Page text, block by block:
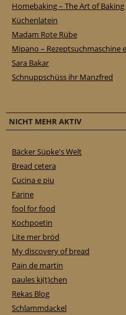
Homebaking – The Art of Baking
Küchenlatein
Madam Rote Rübe
Mipano – Rezeptsuchmaschine
Sara Bakar
Schnuppschüss ihr Manzfred
NICHT MEHR AKTIV
Bäcker Süpke's Welt
Bread cetera
Cucina e piu
Farine
fool for food
Kochpoetin
Lite mer bröd
My discovery of bread
Pain de martin
paules ki(t)chen
Rekas Blog
Schlammdackel